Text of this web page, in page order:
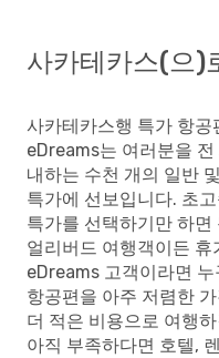
사카테카스(으)
사카테카스행 특가 항
eDreams는 여러분을
내하는 수천 개의 일반
특가에 선보입니다. 초
특가를 선택하기만 하
얼리버드 여행객이든
eDreams 고객이라면
항공편을 아주 저렴한
더 적은 비용으로 여행
아직 부족하다면 호텔,